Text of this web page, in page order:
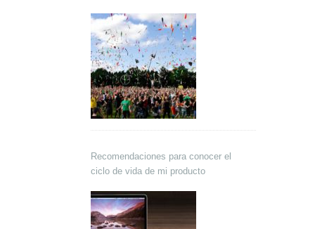
Recomendaciones para conocer el
ciclo de vida de mi producto